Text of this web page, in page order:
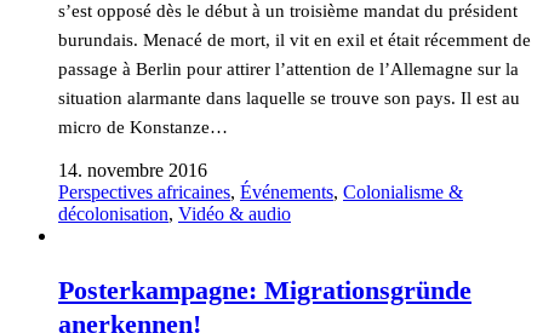
s’est opposé dès le début à un troisième mandat du président
burundais. Menacé de mort, il vit en exil et était récemment de
passage à Berlin pour attirer l’attention de l’Allemagne sur la
situation alarmante dans laquelle se trouve son pays. Il est au
micro de Konstanze…
14. novembre 2016
Perspectives africaines, Événements, Colonialisme &
décolonisation, Vidéo & audio
Posterkampagne: Migrationsgründe
anerkennen!